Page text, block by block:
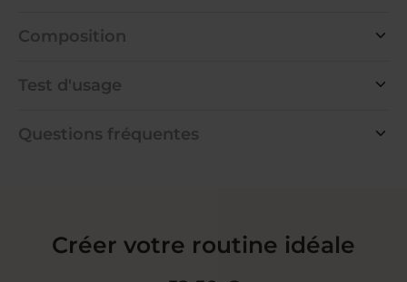
Composition
Test d'usage
Questions fréquentes
Créer votre routine idéale